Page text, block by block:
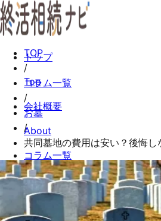
トップ
Top
会社概要
About
コラム一覧
Columns
お問い合わせ
TOP
/
コラム一覧
/
お墓
/
共同墓地の費用は安い？後悔し